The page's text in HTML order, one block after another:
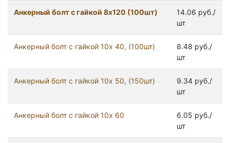
Анкерный болт с гайкой 8x120 (100шт)
14.06 руб./
шт
Анкерный болт с гайкой 10x 40, (100шт)
8.48 руб./
шт
Анкерный болт с гайкой 10x 50, (150шт)
9.34 руб./
шт
Анкерный болт с гайкой 10x 60
6.05 руб./
шт